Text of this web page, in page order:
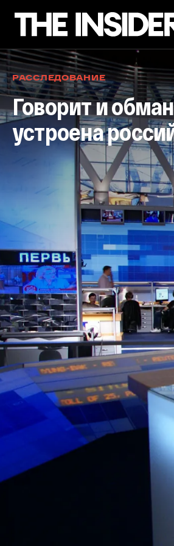
РАССЛЕДОВАНИЕ
Говорит и
устроена